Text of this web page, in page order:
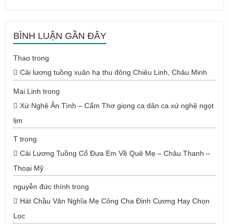
BÌNH LUẬN GẦN ĐÂY
Thao trong
Cải lương tuồng xuân hạ thu đông Chiêu Linh, Châu Minh
Mai Linh trong
Xứ Nghệ Ân Tình – Cẩm Thơ giọng ca dân ca xứ nghệ ngọt
lịm
T trong
Cải Lương Tuồng Cổ Đưa Em Về Quê Mẹ – Châu Thanh –
Thoại Mỹ
nguyễn đức thính trong
Hát Chầu Văn Nghĩa Mẹ Công Cha Đinh Cương Hay Chọn
Lọc